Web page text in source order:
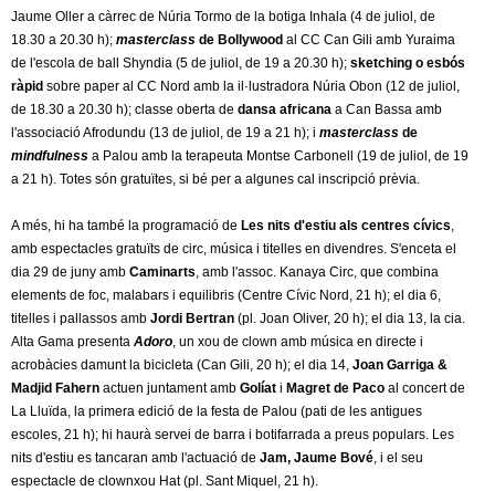
Jaume Oller a càrrec de Núria Tormo de la botiga Inhala (4 de juliol, de
18.30 a 20.30 h); masterclass de Bollywood al CC Can Gili amb Yuraima
de l'escola de ball Shyndia (5 de juliol, de 19 a 20.30 h); sketching o esbós
ràpid sobre paper al CC Nord amb la il·lustradora Núria Obon (12 de juliol,
de 18.30 a 20.30 h); classe oberta de dansa africana a Can Bassa amb
l'associació Afrodundu (13 de juliol, de 19 a 21 h); i masterclass de
mindfulness a Palou amb la terapeuta Montse Carbonell (19 de juliol, de 19
a 21 h). Totes són gratuïtes, si bé per a algunes cal inscripció prèvia.
A més, hi ha també la programació de Les nits d'estiu als centres cívics,
amb espectacles gratuïts de circ, música i titelles en divendres. S'enceta el
dia 29 de juny amb Caminarts, amb l'assoc. Kanaya Circ, que combina
elements de foc, malabars i equilibris (Centre Cívic Nord, 21 h); el dia 6,
titelles i pallassos amb Jordi Bertran (pl. Joan Oliver, 20 h); el dia 13, la cia.
Alta Gama presenta Adoro, un xou de clown amb música en directe i
acrobàcies damunt la bicicleta (Can Gili, 20 h); el dia 14, Joan Garriga &
Madjid Fahern actuen juntament amb Golíat i Magret de Paco al concert de
La Lluïda, la primera edició de la festa de Palou (pati de les antigues
escoles, 21 h); hi haurà servei de barra i botifarrada a preus populars. Les
nits d'estiu es tancaran amb l'actuació de Jam, Jaume Bové, i el seu
espectacle de clownxou Hat (pl. Sant Miquel, 21 h).